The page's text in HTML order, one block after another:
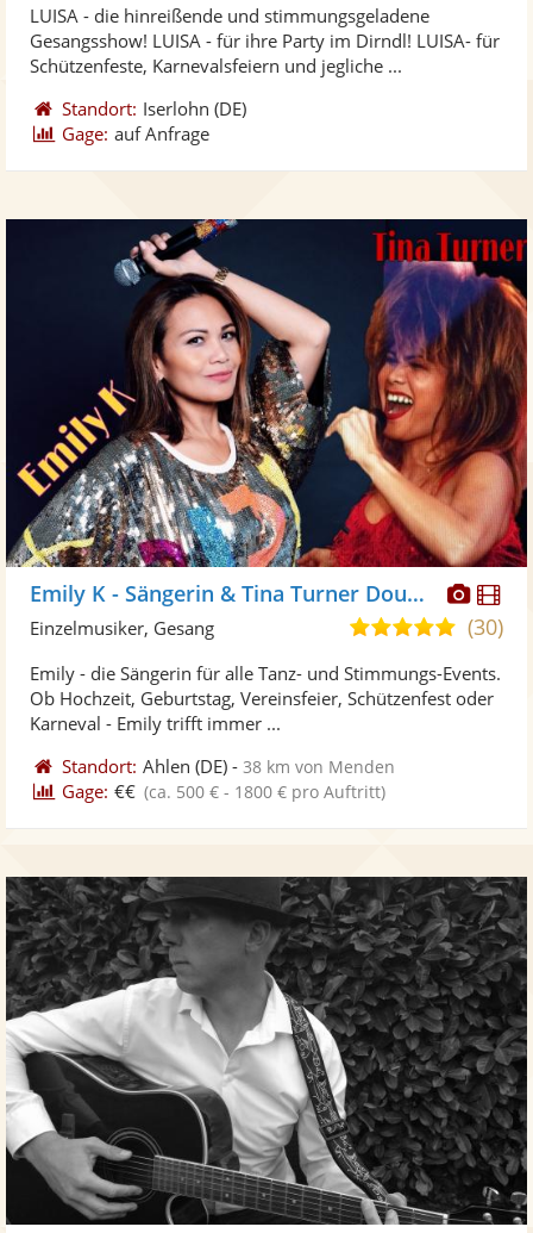
LUISA - die hinreißende und stimmungsgeladene
Gesangsshow! LUISA - für ihre Party im Dirndl! LUISA- für
Schützenfeste, Karnevalsfeiern und jegliche ...
Standort: Iserlohn (DE)
Gage: auf Anfrage
Fotos
Emily K - Sängerin & Tina Turner Double
5,0
5
(30)
Einzelmusiker, Gesang
Emily - die Sängerin für alle Tanz- und Stimmungs-Events.
Ob Hochzeit, Geburtstag, Vereinsfeier, Schützenfest oder
Karneval - Emily trifft immer ...
Standort: Ahlen (DE) -38 km von Menden
Gage: €€ (ca. 500 € - 1800 € pro Auftritt)